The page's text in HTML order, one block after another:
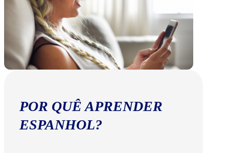
POR QUÊ APRENDER
ESPANHOL?